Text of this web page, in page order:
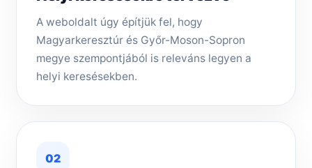
A weboldalt úgy építjük fel, hogy
Magyarkeresztúr és Győr-Moson-Sopron
megye szempontjából is releváns legyen a
helyi keresésekben.
02